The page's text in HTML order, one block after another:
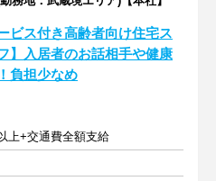
ビス付き高齢者向け住宅ス
】入居者のお話相手や健康
負担少なめ
上+交通費全額支給